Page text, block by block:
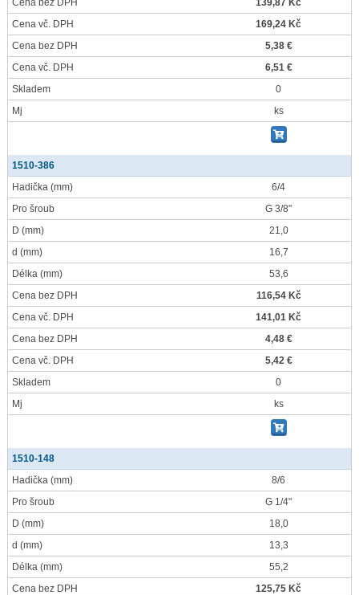
Cena bez DPH
139,87 Kč
Cena vč. DPH
169,24 Kč
Cena bez DPH
5,38 €
Cena vč. DPH
6,51 €
Skladem
0
Mj
ks
1510-386
Hadička (mm)
6/4
Pro šroub
G 3/8"
D (mm)
21,0
d (mm)
16,7
Délka (mm)
53,6
Cena bez DPH
116,54 Kč
Cena vč. DPH
141,01 Kč
Cena bez DPH
4,48 €
Cena vč. DPH
5,42 €
Skladem
0
Mj
ks
1510-148
Hadička (mm)
8/6
Pro šroub
G 1/4"
D (mm)
18,0
d (mm)
13,3
Délka (mm)
55,2
Cena bez DPH
125,75 Kč